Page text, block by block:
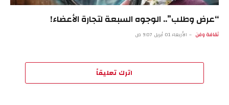
“عرض وطلب”.. الوجوه السبعة لتجارة الأعضاء!
ثقافة وفن الأربعاء 01 أبريل 9:07 ص
اترك تعليقاً